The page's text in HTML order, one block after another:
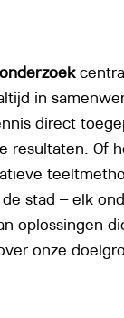
in
direct
resultaten. Of
stad – elk
oplossingen
onze